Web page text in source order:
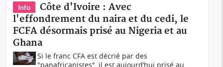
Info
Côte d'Ivoire : Avec
l'effondrement du naira et du cedi, le
FCFA désormais prisé au Nigeria et au
Ghana
Si le franc CFA est décrié par des
"panafricanistes", il est aujourd’hui prisé au